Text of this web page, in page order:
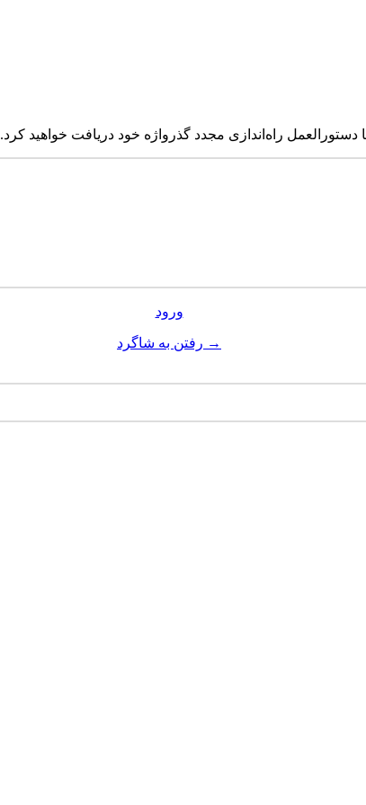
دستورالعمل راه‌اندازی مجدد گذرواژه خود دریافت خواهید کرد.
ورود
→ رفتن به شاگرد